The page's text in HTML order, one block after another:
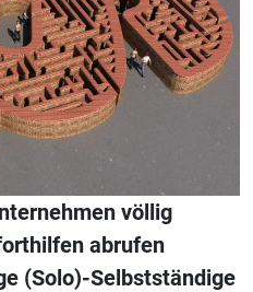
völlig
abrufen
(Solo)-Selbstständige